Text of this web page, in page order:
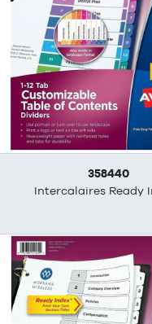
358440
Intercalaires Ready